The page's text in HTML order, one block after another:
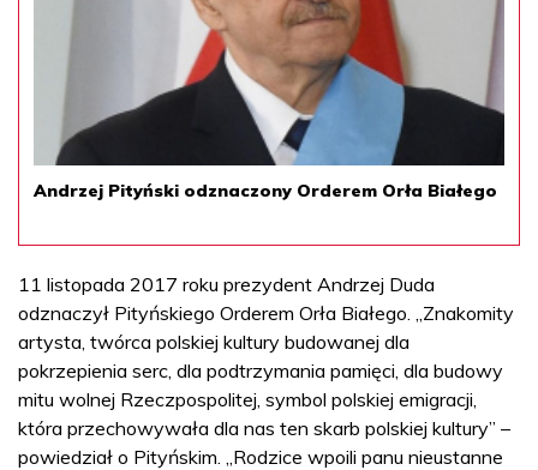
Andrzej Pityński odznaczony Orderem Orła Białego
11 listopada 2017 roku prezydent Andrzej Duda
odznaczył Pityńskiego Orderem Orła Białego. „Znakomity
artysta, twórca polskiej kultury budowanej dla
pokrzepienia serc, dla podtrzymania pamięci, dla budowy
mitu wolnej Rzeczpospolitej, symbol polskiej emigracji,
która przechowywała dla nas ten skarb polskiej kultury” –
powiedział o Pityńskim. „Rodzice wpoili panu nieustanne